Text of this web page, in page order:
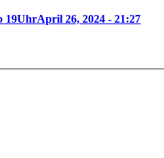
19UhrApril 26, 2024 - 21:27